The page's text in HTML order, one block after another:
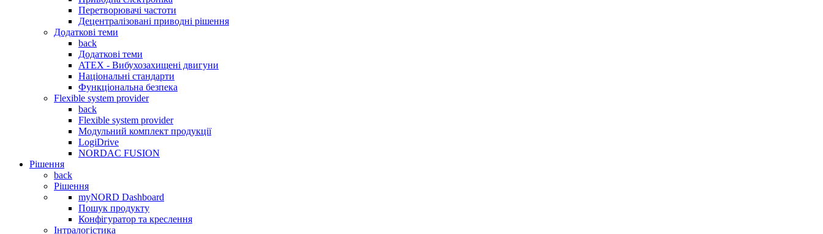
Перетворювачі частоти
Децентралізовані приводні рішення
Додаткові теми
back
Додаткові теми
ATEX - Вибухозахищені двигуни
Національні стандарти
Функціональна безпека
Flexible system provider
back
Flexible system provider
Модульний комплект продукції
LogiDrive
NORDAC FUSION
Рішення
back
Рішення
myNORD Dashboard
Пошук продукту
Конфігуратор та креслення
Інтралогістика